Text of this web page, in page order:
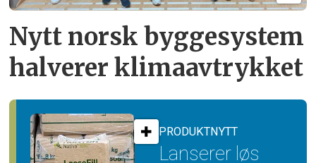
Nytt norsk byggesystem
halverer klimaavtrykket
PRODUKTNYTT
Lanserer løs